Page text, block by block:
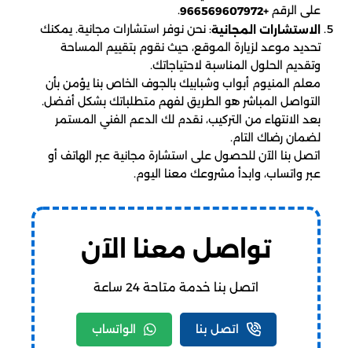
على الرقم +966569607972
.
الاستشارات المجانية: نحن نوفر استشارات مجانية. يمكنك
تحديد موعد لزيارة الموقع، حيث نقوم بتقييم المساحة
وتقديم الحلول المناسبة لاحتياجاتك.
معلم المنيوم أبواب وشبابيك بالجوف الخاص بنا يؤمن بأن
التواصل المباشر هو الطريق لفهم متطلباتك بشكل أفضل.
بعد الانتهاء من التركيب، نقدم لك الدعم الفني المستمر
لضمان رضاك التام.
اتصل بنا الآن للحصول على استشارة مجانية عبر الهاتف أو
عبر واتساب، وابدأ مشروعك معنا اليوم.
تواصل معنا الآن
اتصل بنا خدمة متاحة 24 ساعة
اتصل بنا الواتساب